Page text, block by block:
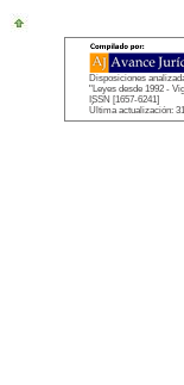
Disposiciones
"Leyes desde 1992 -
ISSN [1657-6241]
Última actualización: